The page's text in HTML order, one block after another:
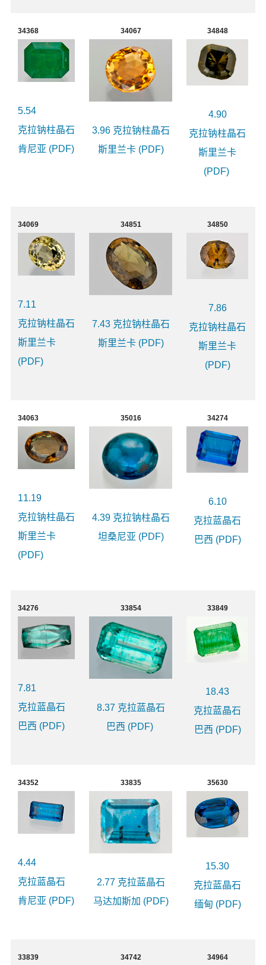
34368
5.54
克拉钠柱晶石
肯尼亚 (PDF)
34067
3.96 克拉钠柱晶石
斯里兰卡 (PDF)
34848
4.90
克拉钠柱晶石
斯里兰卡
(PDF)
34069
7.11
克拉钠柱晶石
斯里兰卡
(PDF)
34851
7.43 克拉钠柱晶石
斯里兰卡 (PDF)
34850
7.86
克拉钠柱晶石
斯里兰卡
(PDF)
34063
11.19
克拉钠柱晶石
斯里兰卡
(PDF)
35016
4.39 克拉钠柱晶石
坦桑尼亚 (PDF)
34274
6.10
克拉蓝晶石
巴西 (PDF)
34276
7.81
克拉蓝晶石
巴西 (PDF)
33854
8.37 克拉蓝晶石
巴西 (PDF)
33849
18.43
克拉蓝晶石
巴西 (PDF)
34352
4.44
克拉蓝晶石
肯尼亚 (PDF)
33835
2.77 克拉蓝晶石
马达加斯加 (PDF)
35630
15.30
克拉蓝晶石
缅甸 (PDF)
33839 34742 34964